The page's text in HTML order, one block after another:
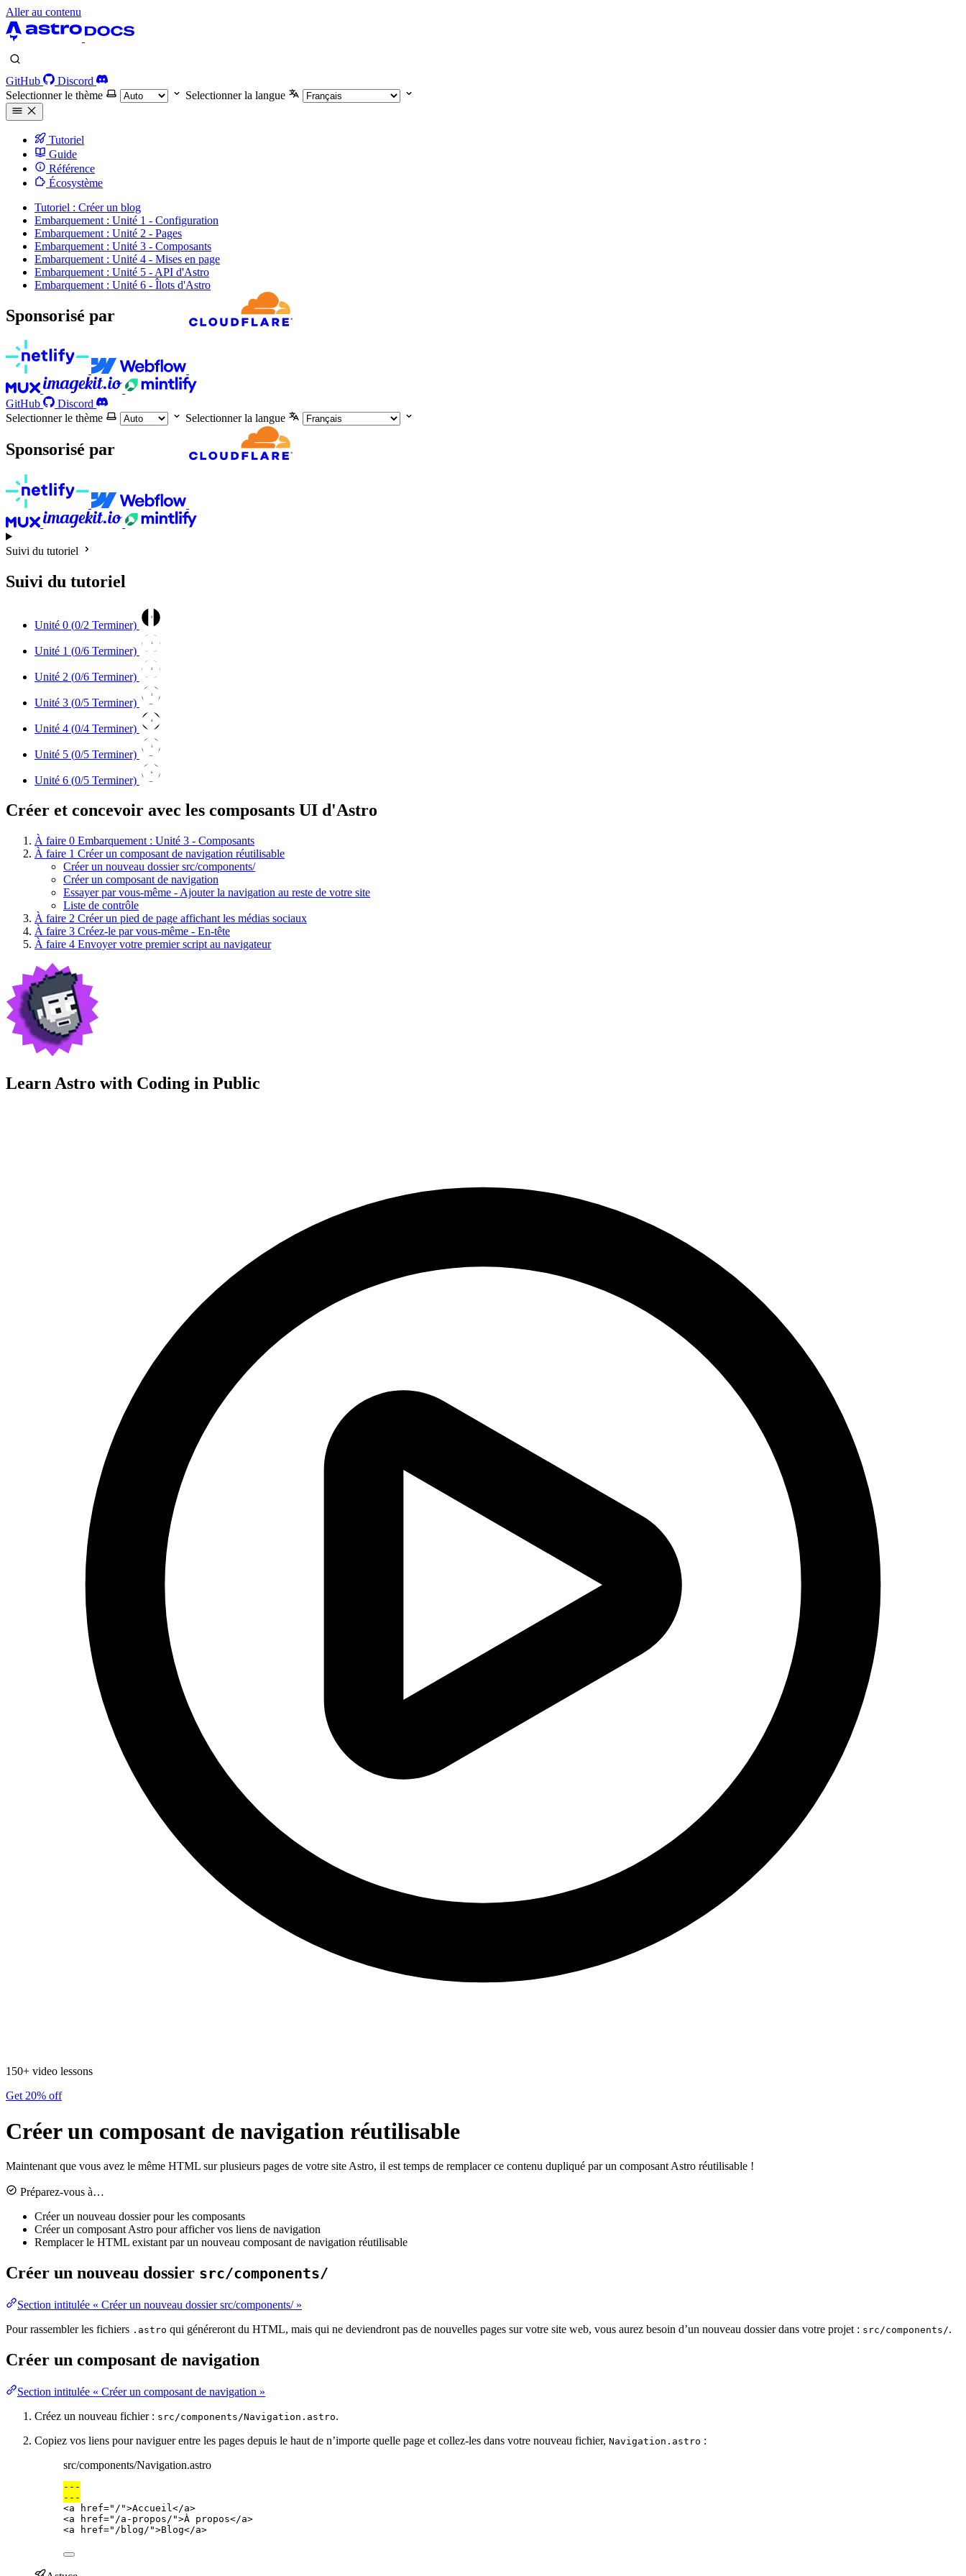
Aller au contenu
GitHub
Discord
Selectionner le thème
Selectionner la langue
Tutoriel
Guide
Référence
Écosystème
Tutoriel : Créer un blog
Embarquement : Unité 1 - Configuration
Embarquement : Unité 2 - Pages
Embarquement : Unité 3 - Composants
Embarquement : Unité 4 - Mises en page
Embarquement : Unité 5 - API d'Astro
Embarquement : Unité 6 - Îlots d'Astro
Sponsorisé par
GitHub
Discord
Selectionner le thème
Selectionner la langue
Sponsorisé par
Suivi du tutoriel
Suivi du tutoriel
Unité 0 (0/2 Terminer)
0
Unité 1 (0/6 Terminer)
1
Unité 2 (0/6 Terminer)
2
Unité 3 (0/5 Terminer)
3
Unité 4 (0/4 Terminer)
4
Unité 5 (0/5 Terminer)
5
Unité 6 (0/5 Terminer)
6
Créer et concevoir avec les composants UI d'Astro
À faire 0 Embarquement : Unité 3 - Composants
À faire 1 Créer un composant de navigation réutilisable
Créer un nouveau dossier src/components/
Créer un composant de navigation
Essayer par vous-même - Ajouter la navigation au reste de votre site
Liste de contrôle
À faire 2 Créer un pied de page affichant les médias sociaux
À faire 3 Créez-le par vous-même - En-tête
À faire 4 Envoyer votre premier script au navigateur
Learn Astro with Coding in Public
150+ video lessons
Get 20% off
Créer un composant de navigation réutilisable
Maintenant que vous avez le même HTML sur plusieurs pages de votre site Astro, il est temps de remplacer ce contenu dupliqué par un composant Astro réutilisable !
Préparez-vous à…
Créer un nouveau dossier pour les composants
Créer un composant Astro pour afficher vos liens de navigation
Remplacer le HTML existant par un nouveau composant de navigation réutilisable
Créer un nouveau dossier src/components/
Section intitulée « Créer un nouveau dossier src/components/ »
Pour rassembler les fichiers .astro qui généreront du HTML, mais qui ne deviendront pas de nouvelles pages sur votre site web, vous aurez besoin d’un nouveau dossier dans votre projet : src/components/.
Créer un composant de navigation
Section intitulée « Créer un composant de navigation »
Créez un nouveau fichier : src/components/Navigation.astro.
Copiez vos liens pour naviguer entre les pages depuis le haut de n’importe quelle page et collez-les dans votre nouveau fichier, Navigation.astro :
src/components/Navigation.astro
---
---
<a href=" / ">Accueil </a>
<a href=" /a-propos/ ">À propos</a>
<a href=" /blog/ ">Blog</a>